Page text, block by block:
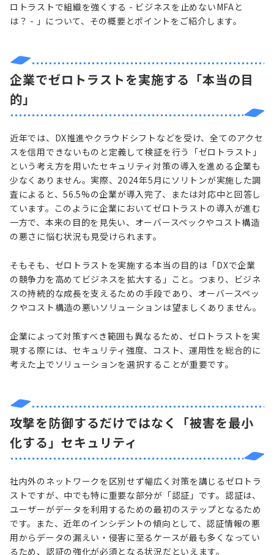
ロトラストで組織を強くする - ビジネスを止めないMFAと
は？ - 」について、その概要とポイントをご紹介します。
企業でゼロトラストを実施する「本当の目
的」
近年では、DX推進やクラウドシフトなどを受け、全てのアクセ
スを信用できないものと定義して検証を行う「ゼロトラスト」
という考え方を用いたセキュリティ対策の導入を進める企業も
少なくありません。実際、2024年5月にソリトンが実施した調
査によると、56.5%の企業が導入完了、または対応中と回答し
ています。このように企業においてゼロトラストの導入が進む
一方で、本来の目的を見失い、オーバースペックやコスト構造
の悪さに悩む状況も見受けられます。
そもそも、ゼロトラストを実施する本当の目的は「DXで企業
の競争力を高めてビジネスを拡大する」こと。つまり、ビジネ
スの持続的な成長を支えるための手段であり、オーバースペッ
クやコスト構造の悪いソリューションは望ましくありません。
企業によって対策すべき範囲も異なるため、ゼロトラストを実
現する際には、セキュリティ強度、コスト、運用性を総合的に
考えた上でソリューションを選択することが重要です。
攻撃を防御するだけではなく「被害を最小
化する」セキュリティ
社内外のネットワークを区別せず幅広く対策を講じるゼロトラ
ストですが、中でも特に重要な部分が「認証」です。認証は、
ユーザーがデータを利用するための最初のステップとなるため
です。また、近年のインシデントの傾向として、認証情報の悪
用からデータの漏えい・侵害に至るケースが最も多くなってい
るため、認証の強化が必須となる状況だといえます。